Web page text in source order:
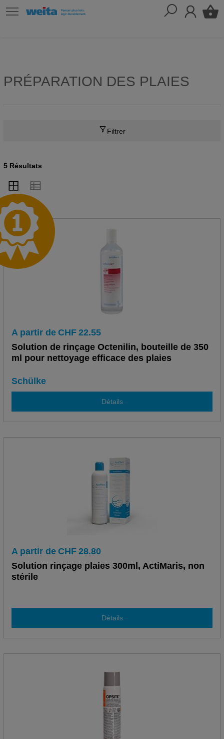
PRÉPARATION DES PLAIES
Filtrer
5 Résultats
A partir de CHF 22.55
Solution de rinçage Octenilin, bouteille de 350
ml pour nettoyage efficace des plaies
Schülke
Détails
A partir de CHF 28.80
Solution rinçage plaies 300ml, ActiMaris, non
stérile
Détails